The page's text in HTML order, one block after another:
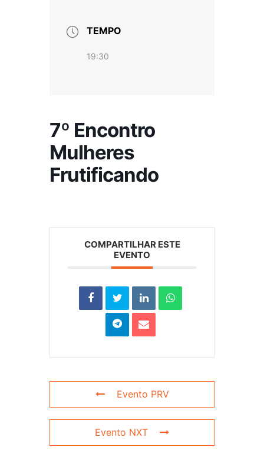
TEMPO
19:30
7º Encontro
Mulheres
Frutificando
COMPARTILHAR ESTE
EVENTO
Evento PRV
Evento NXT